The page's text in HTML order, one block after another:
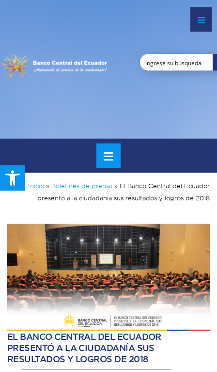
Open toolbar
Inicio » Boletines de prensa » El Banco Central del Ecuador
presentó a la ciudadanía sus resultados y logros de 2018
EL BANCO CENTRAL DEL ECUADOR
PRESENTÓ A LA CIUDADANÍA SUS
RESULTADOS Y LOGROS DE 2018